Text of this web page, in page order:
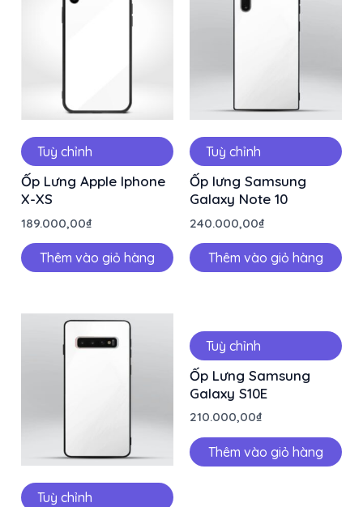
Tuỳ chỉnh
Ốp Lưng Apple Iphone
X-XS
189.000,00₫
Thêm vào giỏ hàng
Tuỳ chỉnh
Ốp lưng Samsung
Galaxy Note 10
240.000,00₫
Thêm vào giỏ hàng
Tuỳ chỉnh
Tuỳ chỉnh
Ốp Lưng Samsung
Galaxy S10E
210.000,00₫
Thêm vào giỏ hàng